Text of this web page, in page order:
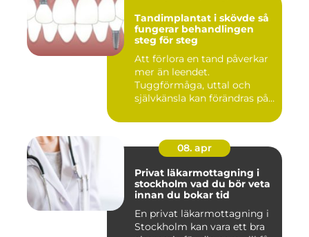
Tandimplantat i skövde så
fungerar behandlingen
steg för steg
Att förlora en tand påverkar
mer än leendet.
Tuggförmåga, uttal och
självkänsla kan förändras på
08. apr
Privat läkarmottagning i
stockholm vad du bör veta
innan du bokar tid
En privat läkarmottagning i
Stockholm kan vara ett bra